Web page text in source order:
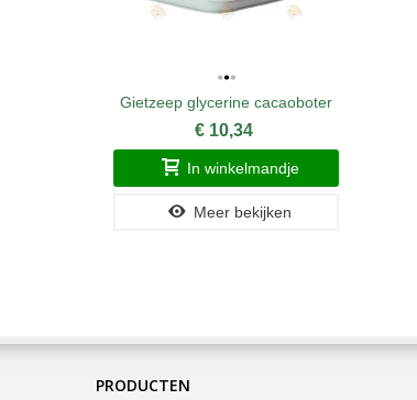
Gietzeep glycerine cacaoboter
€ 10,34
In winkelmandje
Meer bekijken
PRODUCTEN